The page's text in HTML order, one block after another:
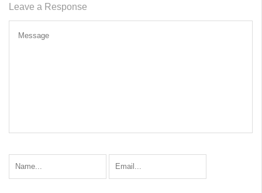
Leave a Response